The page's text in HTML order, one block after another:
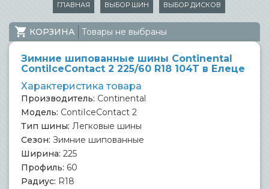
ГЛАВНАЯ ВЫБОР ШИН ВЫБОР ДИСКОВ
КОРЗИНА Товары не выбраны
Зимние шипованные шины Continental
ContiIceContact 2 225/60 R18 104T в Елеце
Характеристика товара
Производитель: Continental
Модель: ContiIceContact 2
Тип шины: Легковые шины
Сезон: Зимние шипованные
Ширина: 225
Профиль: 60
Радиус: R18